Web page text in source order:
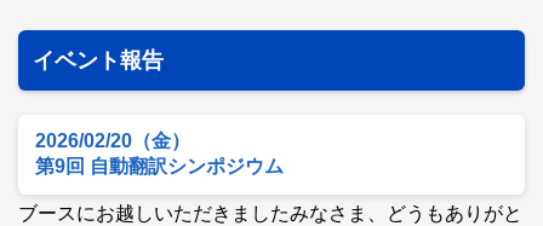
イベント報告
2026/02/20（金）
第9回 自動翻訳シンポジウム
ブースにお越しいただきましたみなさま、どうもありがと